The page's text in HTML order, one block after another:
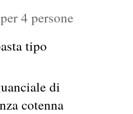
4 persone
tipo
di
cotenna